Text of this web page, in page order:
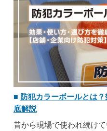
防犯カラーボールとは
底解説
昔から現場で使われ続け